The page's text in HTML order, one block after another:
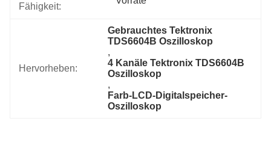
Fähigkeit:
Hervorheben:
Gebrauchtes Tektronix
TDS6604B Oszilloskop
,
4 Kanäle Tektronix TDS6604B
Oszilloskop
,
Farb-LCD-Digitalspeicher-
Oszilloskop